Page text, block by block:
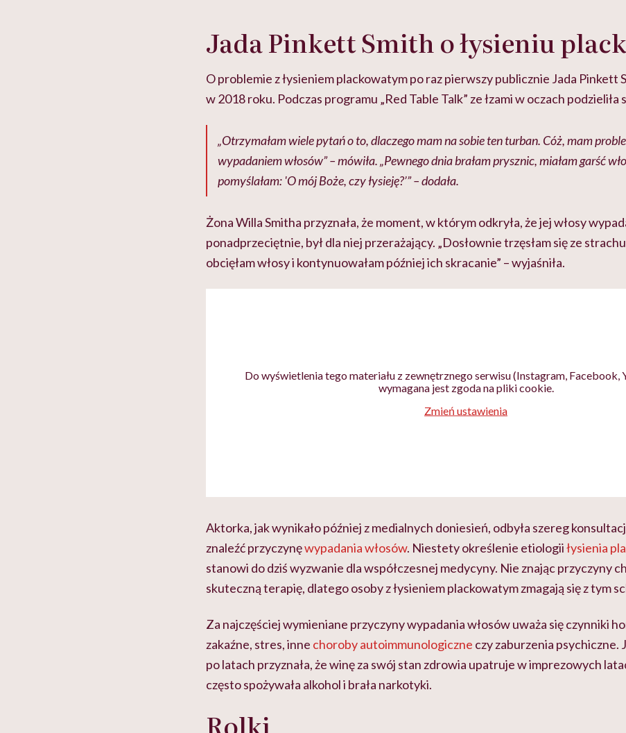
Jada Pinkett Smith o łysieniu
O problemie z łysieniem plackowatym po raz pierwszy publicznie Jada Pinkett
w 2018 roku. Podczas programu „Red Table Talk” ze łzami w oczach podzieliła
„Otrzymałam wiele pytań o to, dlaczego mam na sobie ten turban. Cóż, mam
wypadaniem włosów” – mówiła. „Pewnego dnia brałam prysznic, miałam garść
pomyślałam: 'O mój Boże, czy łysieję?’” – dodała.
Żona Willa Smitha przyznała, że moment, w którym odkryła, że jej włosy
ponadprzeciętnie, był dla niej przerażający. „Dosłownie trzęsłam się ze
obcięłam włosy i kontynuowałam później ich skracanie” – wyjaśniła.
Do wyświetlenia tego materiału z zewnętrznego serwisu (Instagram, Facebook,
wymagana jest zgoda na pliki cookie.
Zmień ustawienia
Aktorka, jak wynikało później z medialnych doniesień, odbyła szereg
znaleźć przyczynęwypadania włosów. Niestety określenie etiologiiłysienia
stanowi do dziś wyzwanie dla współczesnej medycyny. Nie znając przyczyny
skuteczną terapię, dlatego osoby z łysieniem plackowatym zmagają się z tym
Za najczęściej wymieniane przyczyny wypadania włosów uważa się czynniki
zakaźne, stres, inne choroby autoimmunologiczne czy zaburzenia psychiczne.
po latach przyznała, że winę za swój stan zdrowia upatruje w imprezowych
często spożywała alkohol i brała narkotyki.
Rolki